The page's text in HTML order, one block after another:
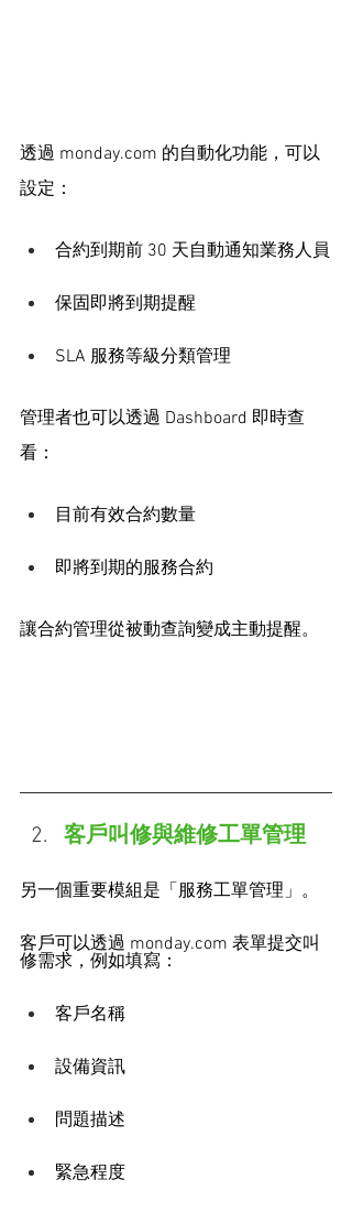
透過 monday.com 的自動化功能，可以
設定：
合約到期前 30 天自動通知業務人員
保固即將到期提醒
SLA 服務等級分類管理
管理者也可以透過 Dashboard 即時查
看：
目前有效合約數量
即將到期的服務合約
讓合約管理從被動查詢變成主動提醒。
客戶叫修與維修工單管理
另一個重要模組是「服務工單管理」。
客戶可以透過 monday.com 表單提交叫
修需求，例如填寫：
客戶名稱
設備資訊
問題描述
緊急程度